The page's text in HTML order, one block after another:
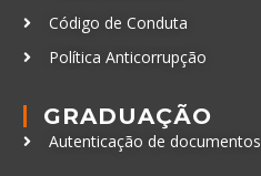
Código de Conduta
Política Anticorrupção
GRADUAÇÃO
Autenticação de documentos